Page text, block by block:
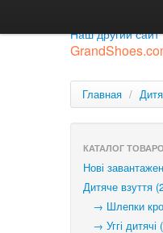
Наш другий сайт
Главная /
КАТАЛОГ
Нові
Дитяче взуття
→ Шлепки
→ Уггі дитячі